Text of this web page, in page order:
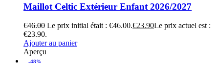
Maillot Celtic Extérieur Enfant 2026/2027
€46.00 Le prix initial était : €46.00.€23.90Le prix actuel est :
€23.90.
Ajouter au panier
Aperçu
-48%